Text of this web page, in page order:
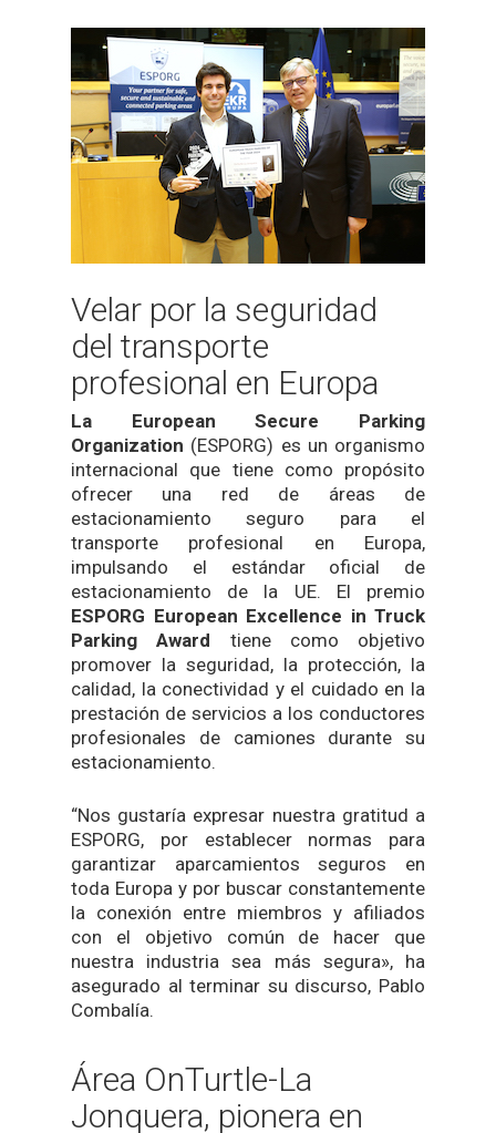
Velar por la seguridad
del transporte
profesional en Europa
La European Secure Parking
Organization (ESPORG) es un organismo
internacional que tiene como propósito
ofrecer una red de áreas de
estacionamiento seguro para el
transporte profesional en Europa,
impulsando el estándar oficial de
estacionamiento de la UE. El premio
ESPORG European Excellence in Truck
Parking Award tiene como objetivo
promover la seguridad, la protección, la
calidad, la conectividad y el cuidado en la
prestación de servicios a los conductores
profesionales de camiones durante su
estacionamiento.
“Nos gustaría expresar nuestra gratitud a
ESPORG, por establecer normas para
garantizar aparcamientos seguros en
toda Europa y por buscar constantemente
la conexión entre miembros y afiliados
con el objetivo común de hacer que
nuestra industria sea más segura», ha
asegurado al terminar su discurso, Pablo
Combalía.
Área OnTurtle-La
Jonquera, pionera en